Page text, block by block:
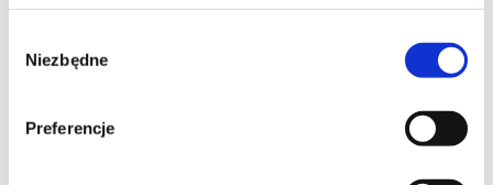
zgody
Niezbędne
Preferencje
151
Moje ulubione